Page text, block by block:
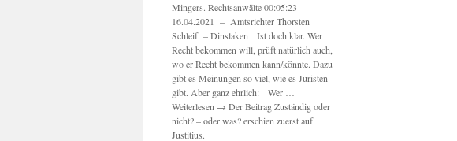
Mingers. Rechtsanwälte 00:05:23 –
16.04.2021 – Amtsrichter Thorsten
Schleif – Dinslaken Ist doch klar. Wer
Recht bekommen will, prüft natürlich auch,
wo er Recht bekommen kann/könnte. Dazu
gibt es Meinungen so viel, wie es Juristen
gibt. Aber ganz ehrlich: Wer …
Weiterlesen → Der Beitrag Zuständig oder
nicht? – oder was? erschien zuerst auf
Justitius.